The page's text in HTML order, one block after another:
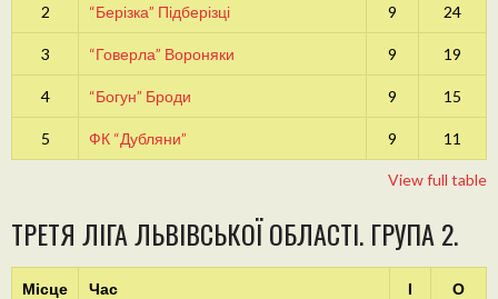
2 “Берізка” Підберізці 9 24
3 “Говерла” Вороняки 9 19
4 “Богун” Броди 9 15
5 ФК “Дубляни” 9 11
View full table
ТРЕТЯ ЛІГА ЛЬВІВСЬКОЇ ОБЛАСТІ. ГРУПА 2.
Місце Час І О